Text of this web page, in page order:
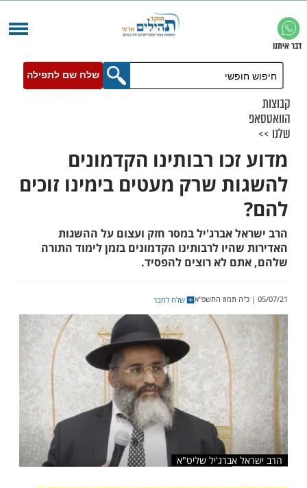
שלח שם לתפילה
רבותינו הקדמונים
שרק מעטים בימינו זוכים
אברג'יל במסר חזק ועצום על ההשגות
לרבותינו הקדמונים בזמן לימוד התורה
לא רוצים להפסיד.
שלח לחבר